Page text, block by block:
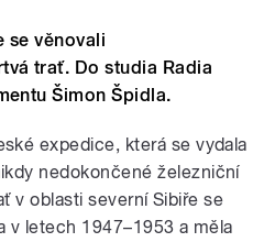
se věnovali
trať. Do studia Radia
Šimon Špidla.
expedice, která se vydala
nedokončené železniční
v oblasti severní Sibiře se
v letech 1947–1953 a měla